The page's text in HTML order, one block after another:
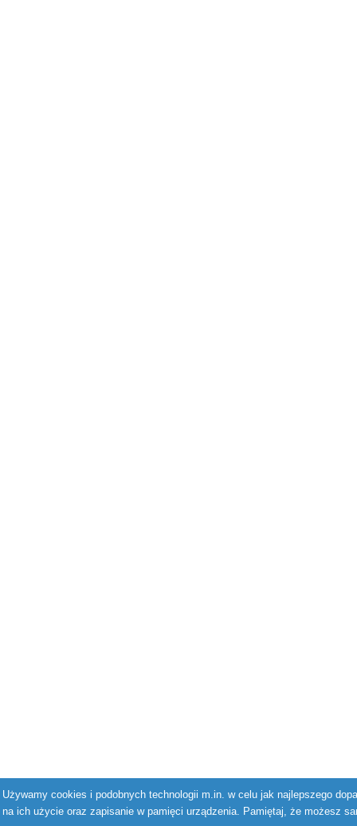
Używamy cookies i podobnych technologii m.in. w celu jak najlepszego
na ich użycie oraz zapisanie w pamięci urządzenia. Pamiętaj, że możesz